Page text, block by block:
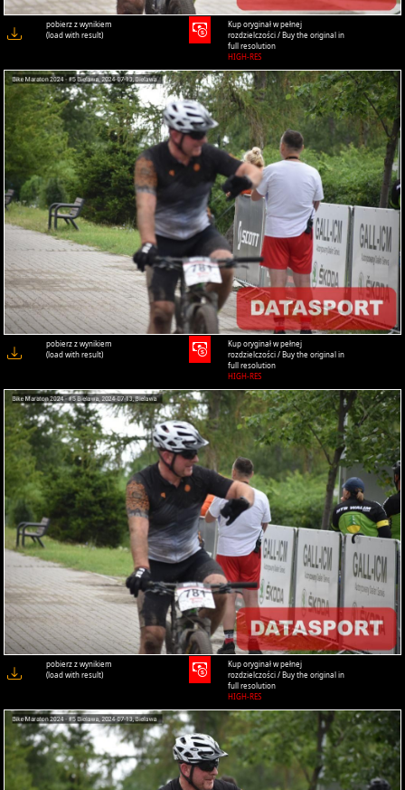
pobierz z wynikiem
(load with result)
Kup oryginał w pełnej
rozdzielczości / Buy the original in
full resolution
HIGH-RES
pobierz z wynikiem
(load with result)
Kup oryginał w pełnej
rozdzielczości / Buy the original in
full resolution
HIGH-RES
pobierz z wynikiem
(load with result)
Kup oryginał w pełnej
rozdzielczości / Buy the original in
full resolution
HIGH-RES